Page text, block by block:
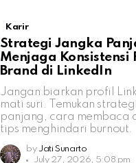
Karir
Strategi Jangka
Menjaga Konsistensi
Brand di LinkedIn
Jangan biarkan profil
mati suri. Temukan
panjang, cara membaca
tips menghindari burnout.
by Jati Sunarto
July 27, 2026, 5:08 pm